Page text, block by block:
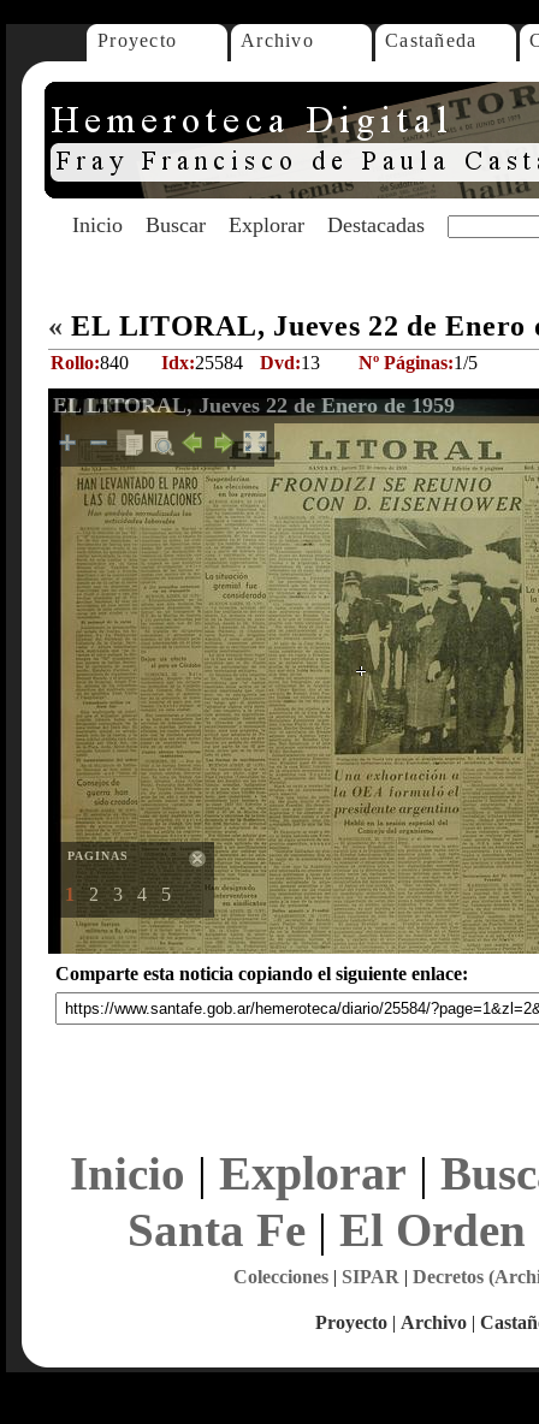
Proyecto Archivo Castañeda
Inicio Buscar Explorar Destacadas
« EL LITORAL, Jueves 22 de Enero
Rollo:840 Idx:25584 Dvd:13 Nº Páginas:1/5
EL LITORAL, Jueves 22 de Enero de 1959
PAGINAS
1 2 3 4 5
Comparte esta noticia copiando el siguiente enlace:
Inicio | Explorar |
Santa Fe| El Orden
Colecciones| SIPAR | Decretos
Proyecto | Archivo |